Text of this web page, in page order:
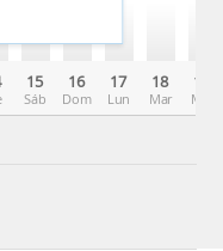
15
Sáb
16
Dom
17
Lun
18
Mar
19
Mié